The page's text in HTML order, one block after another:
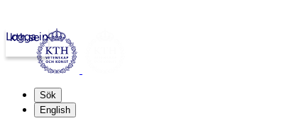
kth.se
Logga in
Sök
English